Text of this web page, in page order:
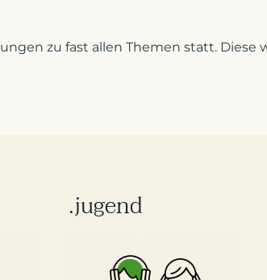
zu fast allen Themen statt. Diese
.jugend